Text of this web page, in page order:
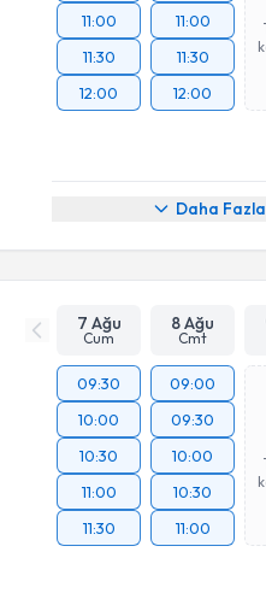
11:00
11:30
12:00
11:00
11:30
12:00
Daha
7 Ağu
Cum
8 Ağu
Cmt
09:30
10:00
10:30
11:00
11:30
09:00
09:30
10:00
10:30
11:00